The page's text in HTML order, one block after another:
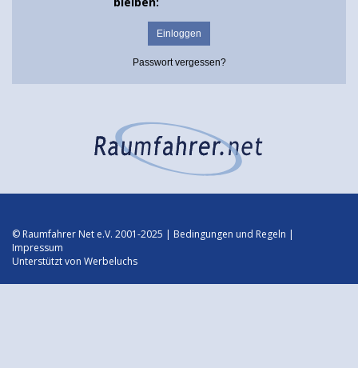
Passwort vergessen?
© Raumfahrer Net e.V. 2001-2025 | Bedingungen und Regeln
Impressum
Unterstützt von Werbeluchs